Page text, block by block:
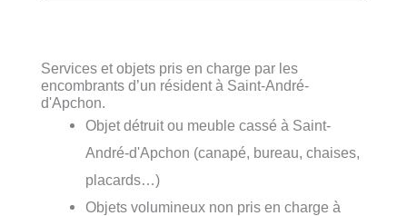
Services et objets pris en charge par les
encombrants d’un résident à Saint-André-
d'Apchon.
Objet détruit ou meuble cassé à Saint-
André-d'Apchon (canapé, bureau, chaises,
placards…)
Objets volumineux non pris en charge à